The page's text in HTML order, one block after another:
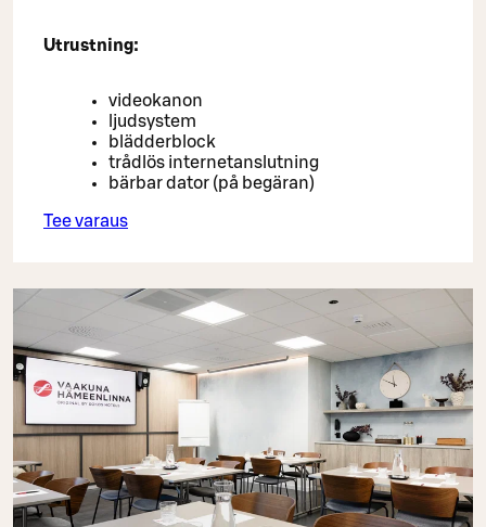
Utrustning:
videokanon
ljudsystem
blädderblock
trådlös internetanslutning
bärbar dator (på begäran)
Tee varaus